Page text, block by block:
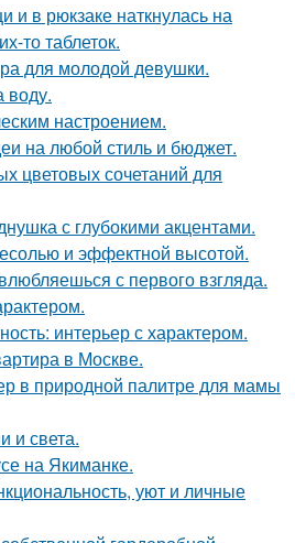
и в рюкзаке наткнулась на
то таблеток.
для молодой девушки.
воду.
настроением.
на любой стиль и бюджет.
цветовых сочетаний для
с глубокими акцентами.
и эффектной высотой.
с первого взгляда.
интерьер с характером.
в Москве.
в природной палитре для мамы
и света.
на Якиманке.
уют и личные